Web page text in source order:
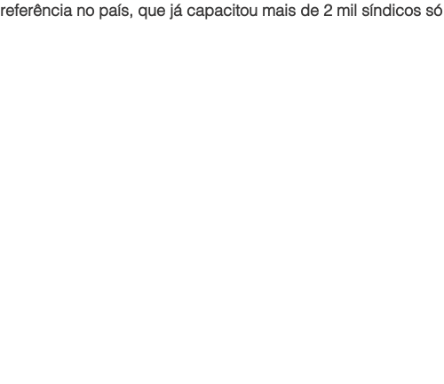
referência no país, que já capacitou mais de 2 mil síndicos